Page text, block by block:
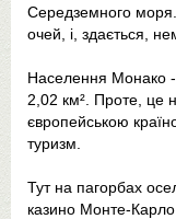
Середземного моря.
очей, і, здається,
Населення Монако
2,02 км². Проте, це
європейською
туризм.
Тут на пагорбах
казино Монте-